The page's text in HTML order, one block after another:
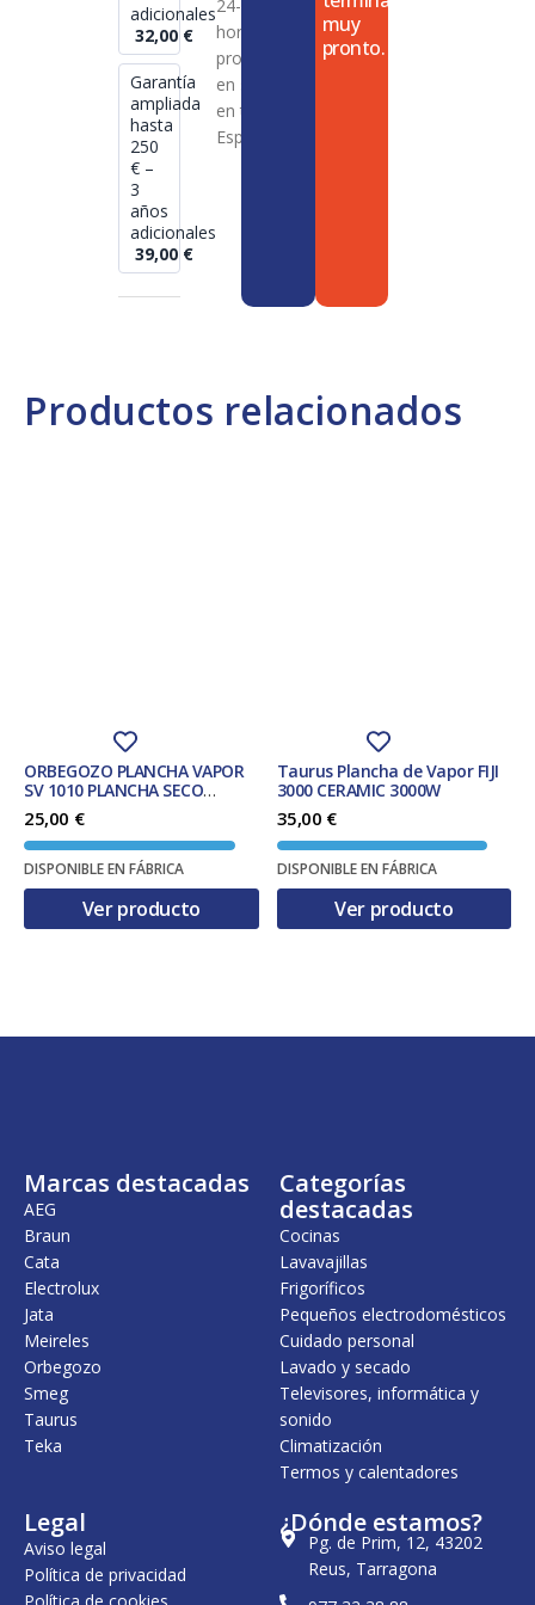
Productos relacionados
ORBEGOZO PLANCHA VAPOR
SV 1010 PLANCHA SECO
TEFLON SOLEPLATE 1000 W
AZUL, BLANCO
25,00 €
DISPONIBLE EN FÁBRICA
Ver producto
Taurus Plancha de Vapor FIJI
3000 CERAMIC 3000W
35,00 €
DISPONIBLE EN FÁBRICA
Ver producto
adicionales
32,00 €
Garantía
ampliada
hasta
250
€ –
3
años
adicionales
39,00 €
24-72
horas en
productos
en stock
en toda
España
muy
pronto.
Marcas destacadas
AEG
Braun
Cata
Electrolux
Jata
Meireles
Orbegozo
Smeg
Taurus
Teka
Categorías
destacadas
Cocinas
Lavavajillas
Frigoríficos
Pequeños electrodomésticos
Cuidado personal
Lavado y secado
Televisores, informática y
sonido
Climatización
Termos y calentadores
Legal
Aviso legal
Política de privacidad
¿Dónde estamos?
Pg. de Prim, 12, 43202
Reus, Tarragona